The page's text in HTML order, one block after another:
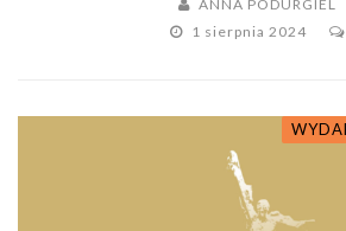
ANNA PODURGIEL
1 sierpnia 2024